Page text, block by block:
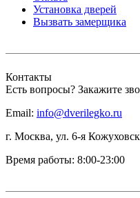
Установка дверей
Вызвать замерщика
Контакты
Есть вопросы? Закажите
Email: info@dverilegko.ru
г. Москва, ул. 6-я
Время работы: 8:00-23:00